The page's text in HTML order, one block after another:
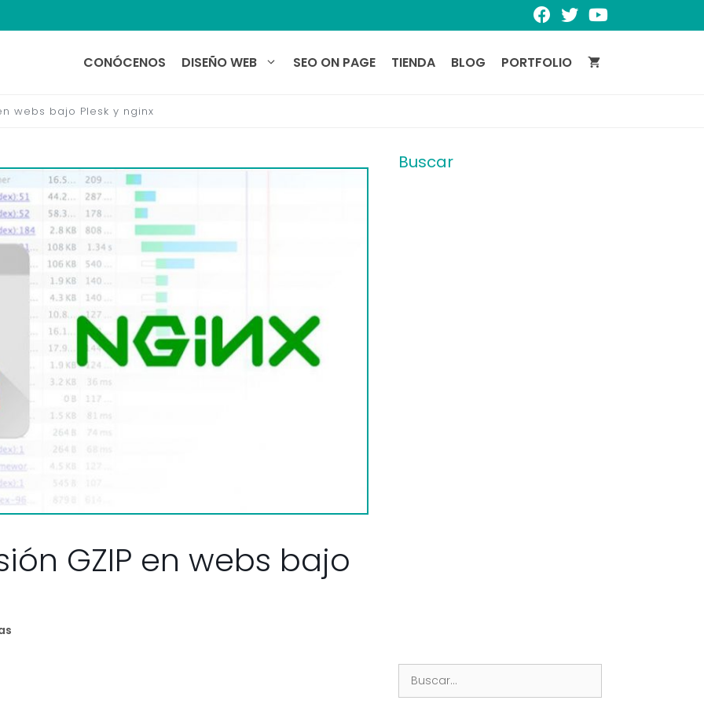
CONÓCENOS DISEÑO WEB SEO ON PAGE TIENDA BLOG PORTFOLIO
webs bajo Plesk y nginx
GZIP en webs bajo
Buscar